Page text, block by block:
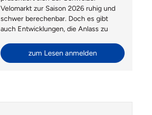
Velomarkt zur Saison 2026 ruhig und
schwer berechenbar. Doch es gibt
auch Entwicklungen, die Anlass zu
vorsichtigem Optimisumus geben.
zum Lesen anmelden